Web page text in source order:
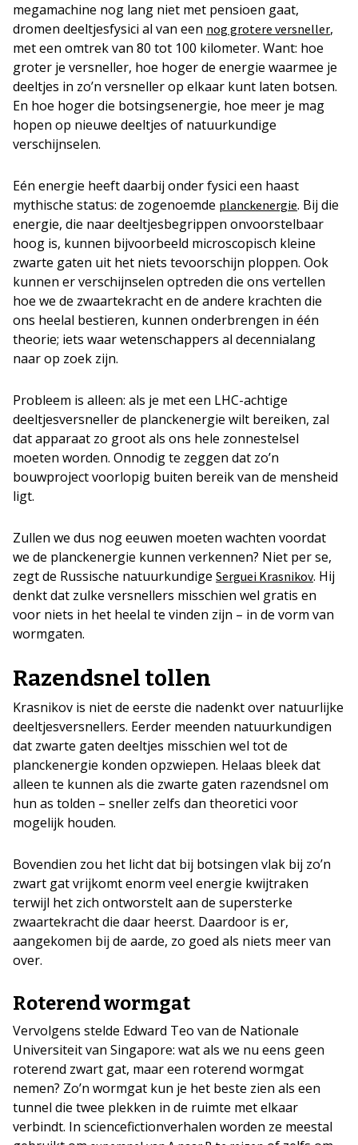
megamachine nog lang niet met pensioen gaat,
dromen deeltjesfysici al van een nog grotere versneller,
met een omtrek van 80 tot 100 kilometer. Want: hoe
groter je versneller, hoe hoger de energie waarmee je
deeltjes in zo’n versneller op elkaar kunt laten botsen.
En hoe hoger die botsingsenergie, hoe meer je mag
hopen op nieuwe deeltjes of natuurkundige
verschijnselen.
Eén energie heeft daarbij onder fysici een haast
mythische status: de zogenoemde planckenergie. Bij die
energie, die naar deeltjesbegrippen onvoorstelbaar
hoog is, kunnen bijvoorbeeld microscopisch kleine
zwarte gaten uit het niets tevoorschijn ploppen. Ook
kunnen er verschijnselen optreden die ons vertellen
hoe we de zwaartekracht en de andere krachten die
ons heelal bestieren, kunnen onderbrengen in één
theorie; iets waar wetenschappers al decennialang
naar op zoek zijn.
Probleem is alleen: als je met een LHC-achtige
deeltjesversneller de planckenergie wilt bereiken, zal
dat apparaat zo groot als ons hele zonnestelsel
moeten worden. Onnodig te zeggen dat zo’n
bouwproject voorlopig buiten bereik van de mensheid
ligt.
Zullen we dus nog eeuwen moeten wachten voordat
we de planckenergie kunnen verkennen? Niet per se,
zegt de Russische natuurkundige Serguei Krasnikov. Hij
denkt dat zulke versnellers misschien wel gratis en
voor niets in het heelal te vinden zijn – in de vorm van
wormgaten.
Razendsnel tollen
Krasnikov is niet de eerste die nadenkt over natuurlijke
deeltjesversnellers. Eerder meenden natuurkundigen
dat zwarte gaten deeltjes misschien wel tot de
planckenergie konden opzwiepen. Helaas bleek dat
alleen te kunnen als die zwarte gaten razendsnel om
hun as tolden – sneller zelfs dan theoretici voor
mogelijk houden.
Bovendien zou het licht dat bij botsingen vlak bij zo’n
zwart gat vrijkomt enorm veel energie kwijtraken
terwijl het zich ontworstelt aan de supersterke
zwaartekracht die daar heerst. Daardoor is er,
aangekomen bij de aarde, zo goed als niets meer van
over.
Roterend wormgat
Vervolgens stelde Edward Teo van de Nationale
Universiteit van Singapore: wat als we nu eens geen
roterend zwart gat, maar een roterend wormgat
nemen? Zo’n wormgat kun je het beste zien als een
tunnel die twee plekken in de ruimte met elkaar
verbindt. In sciencefictionverhalen worden ze meestal